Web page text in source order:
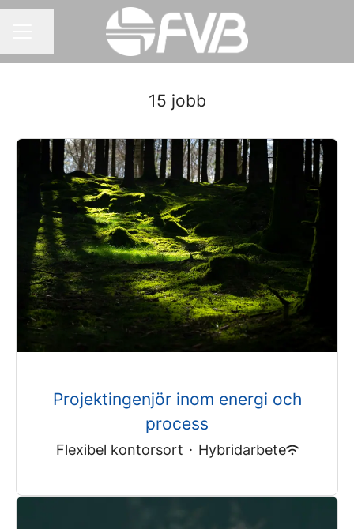
15 jobb
Projektingenjör inom energi och
process
Flexibel kontorsort · Hybridarbete